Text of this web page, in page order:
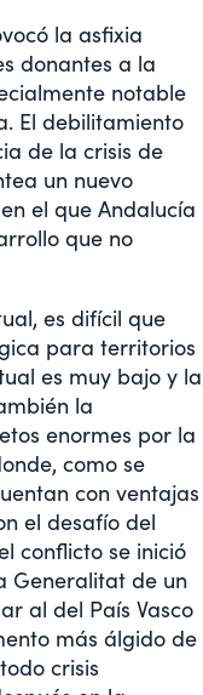
la asfixia
donantes a la
notable
El debilitamiento
de la crisis de
un nuevo
el que Andalucía
que no
es difícil que
para territorios
es muy bajo y la
la
enormes por la
como se
con ventajas
el desafío del
conflicto se inició
Generalitat de un
al del País Vasco
más álgido de
crisis